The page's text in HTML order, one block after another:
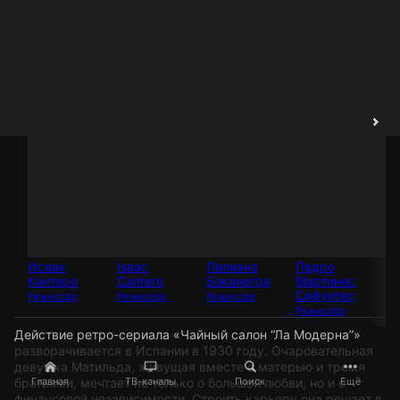
Главная ТВ-каналы Поиск Ещё
Исаак
Кантеро
Режиссёр
Isaac
Cantero
Режиссёр
Лилиана
Боканегра
Режиссёр
Педро
Мартинес
Сифунтес
Режиссёр
Действие ретро-сериала «Чайный салон “Ла Модерна”»
разворачивается в Испании в 1930 году. Очаровательная
девушка Матильда, живущая вместе с матерью и тремя
братьями, мечтает не только о большой любви, но и о